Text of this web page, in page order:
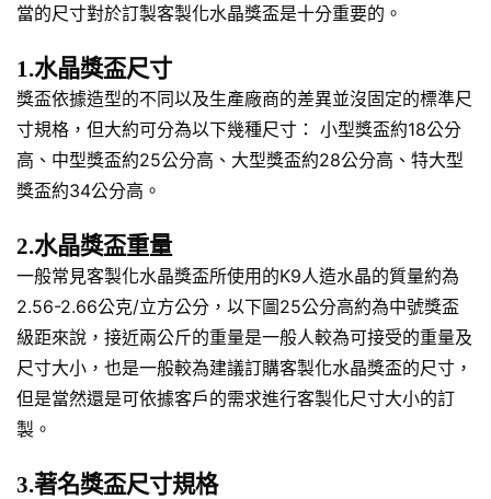
當的尺寸對於訂製客製化水晶獎盃是十分重要的。
1.水晶獎盃尺寸
獎盃依據造型的不同以及生產廠商的差異並沒固定的標準尺
寸規格，但大約可分為以下幾種尺寸： 小型獎盃約18公分
高、中型獎盃約25公分高、大型獎盃約28公分高、特大型
獎盃約34公分高。
2.水晶獎盃重量
一般常見客製化水晶獎盃所使用的K9人造水晶的質量約為
2.56-2.66公克/立方公分，以下圖25公分高約為中號獎盃
級距來說，接近兩公斤的重量是一般人較為可接受的重量及
尺寸大小，也是一般較為建議訂購客製化水晶獎盃的尺寸，
但是當然還是可依據客戶的需求進行客製化尺寸大小的訂
製。
3.著名獎盃尺寸規格